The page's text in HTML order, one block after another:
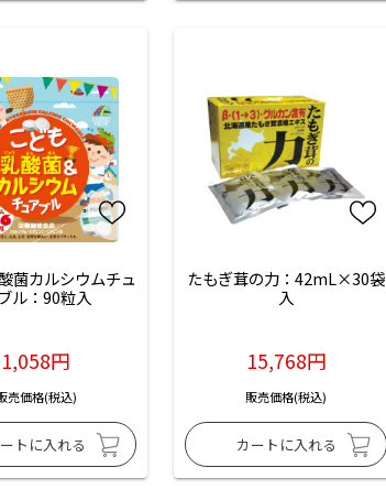
菌カルシウムチュ
ル：90粒入
1,058円
売価格(税込)
たもぎ茸の力：42mL×30袋
入
15,768円
販売価格(税込)